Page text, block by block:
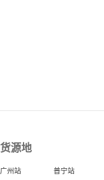
货源地
广州站 普宁站